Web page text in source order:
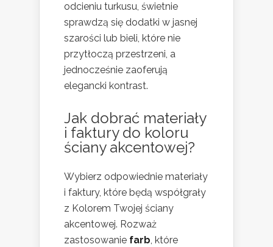
odcieniu turkusu, świetnie
sprawdzą się dodatki w jasnej
szarości lub bieli, które nie
przytłoczą przestrzeni, a
jednocześnie zaoferują
elegancki kontrast.
Jak dobrać materiały
i faktury do koloru
ściany akcentowej?
Wybierz odpowiednie materiały
i faktury, które będą współgrały
z Kolorem Twojej ściany
akcentowej. Rozważ
zastosowanie farb, które